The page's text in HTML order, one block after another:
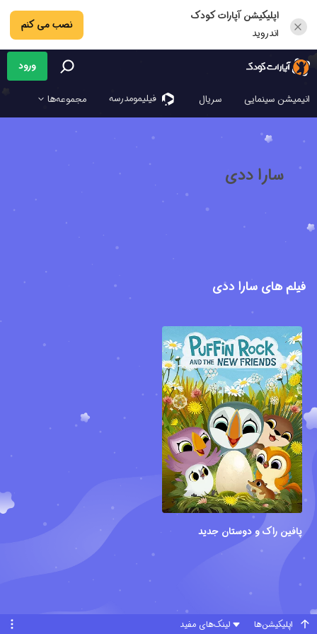
اپلیکیشن آپارات کودک
اندروید
نصب می کنم
انیمیشن سینمایی سریال فیلیمو‌مدرسه مجموعه‌ها
ورود
سارا ددی
فیلم های سارا ددی
پافین راک و دوستان جدید
اپلیکیشن‌ها لینک‌های مفید